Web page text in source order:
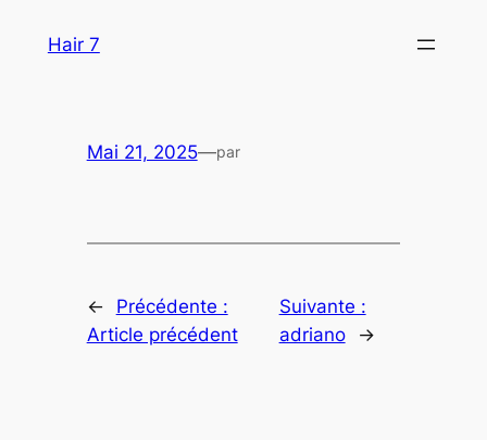
Hair 7
Mai 21, 2025—par
←
Précédente :
Article précédent
Suivante :
adriano
→